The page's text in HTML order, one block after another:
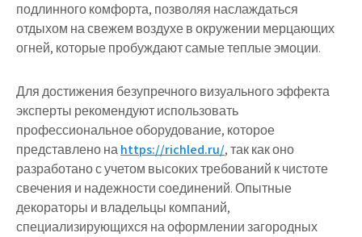
подлинного комфорта, позволяя наслаждаться
отдыхом на свежем воздухе в окружении мерцающих
огней, которые пробуждают самые теплые эмоции.
Для достижения безупречного визуального эффекта
эксперты рекомендуют использовать
профессиональное оборудование, которое
представлено наhttps://richled.ru/, так как оно
разработано с учетом высоких требований к чистоте
свечения и надежности соединений. Опытные
декораторы и владельцы компаний,
специализирующихся на оформлении загородных